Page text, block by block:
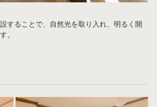
することで、自然光を取り入れ、明るく開
。